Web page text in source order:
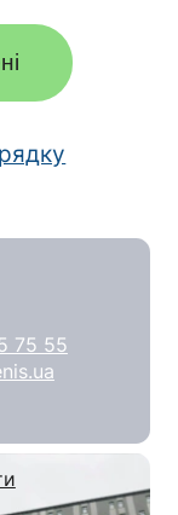
75 55